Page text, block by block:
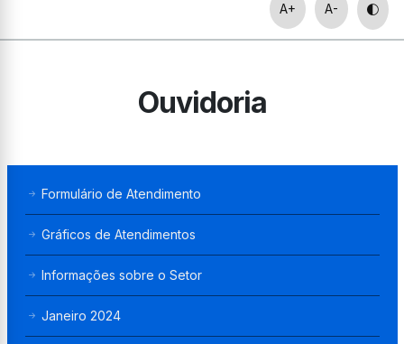
A+ A-
Ouvidoria
Formulário de Atendimento
Gráficos de Atendimentos
Informações sobre o Setor
Janeiro 2024